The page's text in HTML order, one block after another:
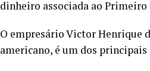
dinheiro associada ao Primeiro
O empresário Victor Henrique
americano, é um dos